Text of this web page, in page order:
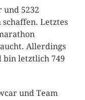
und 5232
Letztes
Allerdings
bin letztlich 749
und Team